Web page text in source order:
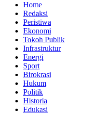
Home
Redaksi
Peristiwa
Ekonomi
Tokoh Publik
Infrastruktur
Energi
Sport
Birokrasi
Hukum
Politik
Historia
Edukasi